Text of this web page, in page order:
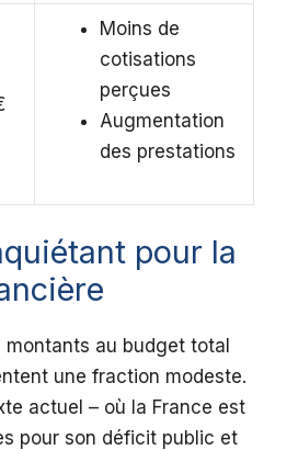
Moins de
cotisations
perçues
Augmentation
des prestations
pour la
montants au budget total
une fraction modeste.
actuel – où la France est
pour son déficit public et